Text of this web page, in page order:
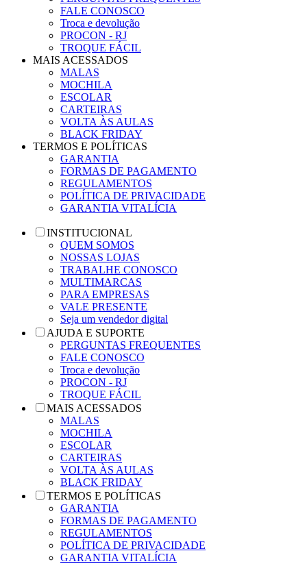
FALE CONOSCO
Troca e devolução
PROCON - RJ
TROQUE FÁCIL
MAIS ACESSADOS
MALAS
MOCHILA
ESCOLAR
CARTEIRAS
VOLTA ÀS AULAS
BLACK FRIDAY
TERMOS E POLÍTICAS
GARANTIA
FORMAS DE PAGAMENTO
REGULAMENTOS
POLÍTICA DE PRIVACIDADE
GARANTIA VITALÍCIA
INSTITUCIONAL
QUEM SOMOS
NOSSAS LOJAS
TRABALHE CONOSCO
MULTIMARCAS
PARA EMPRESAS
VALE PRESENTE
Seja um vendedor digital
AJUDA E SUPORTE
PERGUNTAS FREQUENTES
FALE CONOSCO
Troca e devolução
PROCON - RJ
TROQUE FÁCIL
MAIS ACESSADOS
MALAS
MOCHILA
ESCOLAR
CARTEIRAS
VOLTA ÀS AULAS
BLACK FRIDAY
TERMOS E POLÍTICAS
GARANTIA
FORMAS DE PAGAMENTO
REGULAMENTOS
POLÍTICA DE PRIVACIDADE
GARANTIA VITALÍCIA